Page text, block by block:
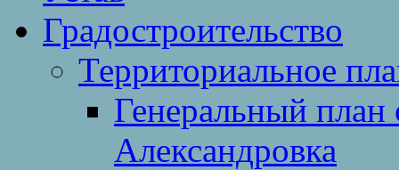
Градостроительство
Территориальное
Генеральный план
Александровка